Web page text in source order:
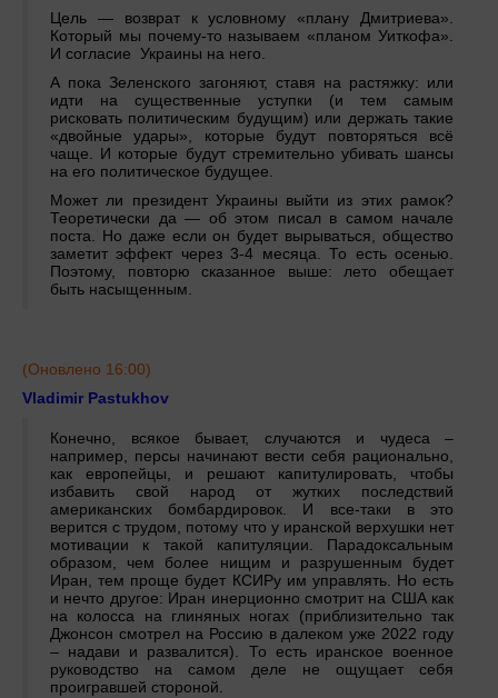
Цель — возврат к условному «плану Дмитриева».
Который мы почему-то называем «планом Уиткофа».
И согласие Украины на него.
А пока Зеленского загоняют, ставя на растяжку: или
идти на существенные уступки (и тем самым
рисковать политическим будущим) или держать такие
«двойные удары», которые будут повторяться всё
чаще. И которые будут стремительно убивать шансы
на его политическое будущее.
Может ли президент Украины выйти из этих рамок?
Теоретически да — об этом писал в самом начале
поста. Но даже если он будет вырываться, общество
заметит эффект через 3-4 месяца. То есть осенью.
Поэтому, повторю сказанное выше: лето обещает
быть насыщенным.
(Оновлено 16:00)
Vladimir Pastukhov
Конечно, всякое бывает, случаются и чудеса –
например, персы начинают вести себя рационально,
как европейцы, и решают капитулировать, чтобы
избавить свой народ от жутких последствий
американских бомбардировок. И все-таки в это
верится с трудом, потому что у иранской верхушки нет
мотивации к такой капитуляции. Парадоксальным
образом, чем более нищим и разрушенным будет
Иран, тем проще будет КСИРу им управлять. Но есть
и нечто другое: Иран инерционно смотрит на США как
на колосса на глиняных ногах (приблизительно так
Джонсон смотрел на Россию в далеком уже 2022 году
– надави и развалится). То есть иранское военное
руководство на самом деле не ощущает себя
проигравшей стороной.